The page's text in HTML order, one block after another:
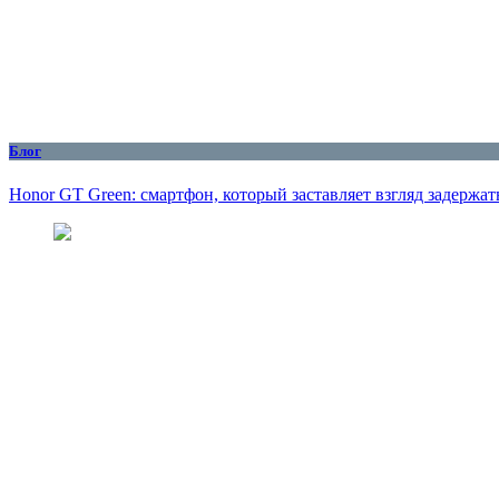
Блог
Honor GT Green: смартфон, который заставляет взгляд